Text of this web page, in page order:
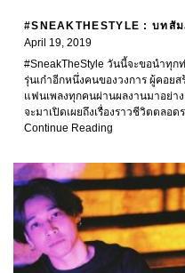
#SNEAKTHESTYLE : บทสั
April 19, 2019
#SneakTheStyle วันนี้จะขอนำทุก
รุ่นเก๋าอีกหนึ่งคนของวงการ ผู้คอยส
แฟนเพลงทุกคนผ่านผลงานมาอย่า
จะมาเปิดเผยถึงเรื่องราวชีวิตตลอดร
Continue Reading